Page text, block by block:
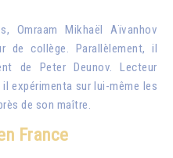
Omraam Mikhaël Aïvanhov
de collège. Parallèlement, il
de Peter Deunov. Lecteur
expérimenta sur lui-même les
de son maître.
France